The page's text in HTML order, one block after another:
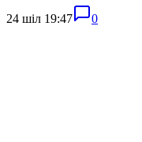
24 шіл 19:47 0